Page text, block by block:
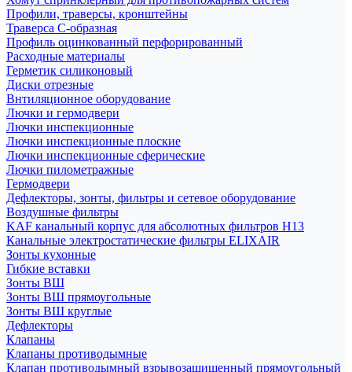
Профили, траверсы, кронштейны
Траверса С-образная
Профиль оцинкованный перфорированный
Расходные материалы
Герметик силиконовый
Диски отрезные
Внтиляционное оборудование
Лючки и гермодвери
Лючки инспекционные
Лючки инспекционные плоские
Лючки инспекционные сферические
Лючки пилометражные
Гермодвери
Дефлекторы, зонты, фильтры и сетевое оборудование
Воздушные фильтры
KAF канальный корпус для абсолютных фильтров H13
Канальные электростатические фильтры ELIXAIR
Зонты кухонные
Гибкие вставки
Зонты ВШ
Зонты ВШ прямоугольные
Зонты ВШ круглые
Дефлекторы
Клапаны
Клапаны противодымные
Клапан противодымный взрывозащищенный прямоугольный